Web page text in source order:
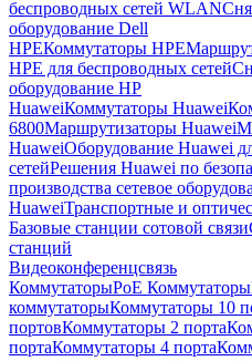
беспроводных сетей WLAN
оборудование Dell
HPEКоммутаторы HPE
HPE для беспроводных сетей
оборудование HP
HuaweiКоммутаторы Huawei
6800Маршрутизаторы Huawei
HuaweiОборудование Huawei
сетейРешения Huawei по
производства сетевое
HuaweiТранспортные и
Базовые станции сотовой связи
станций
Видеоконференцсвязь
КоммутаторыPoE Коммутаторы
коммутаторыКоммутаторы 10
портовКоммутаторы 2 порта
портаКоммутаторы 4 порта